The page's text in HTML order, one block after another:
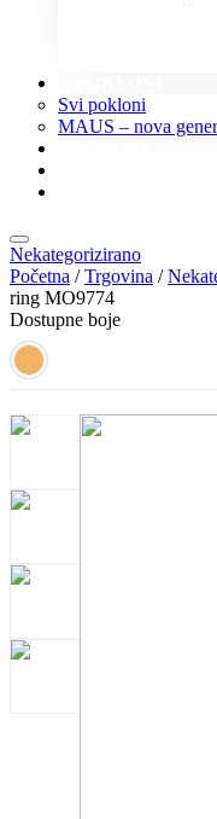
Svi pokloni
MAUS – nova
Nekategorizirano
Početna /Trgovina /
ring MO9774
Dostupne boje